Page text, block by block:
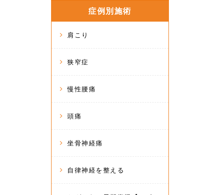
症例別施術
肩こり
狭窄症
慢性腰痛
頭痛
坐骨神経痛
自律神経を整える